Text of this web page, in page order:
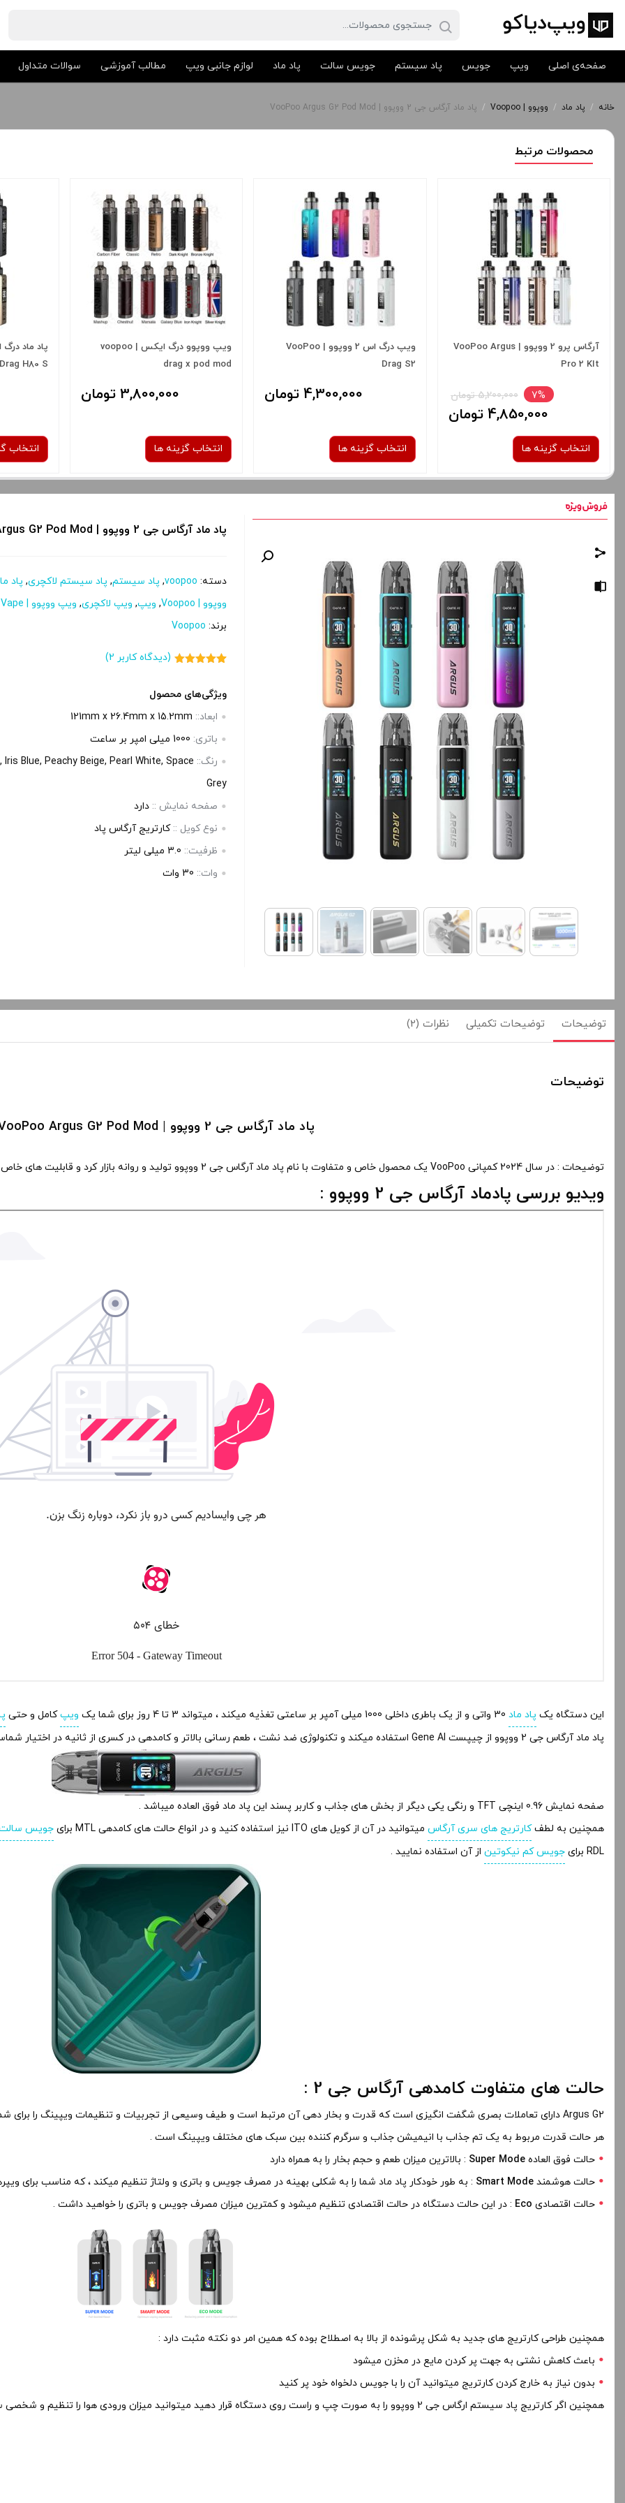
صفحه‌ی اصلی ویپ جویس پاد سیستم جویس سالت پاد ماد لوازم جانبی ویپ مطالب آموزشی سوالات متداول
خانه / پاد ماد / ووپوو | Voopoo / پاد ماد آرگاس جی 2 ووپوو | VooPoo Argus G2 Pod Mod
محصولات مرتبط
آرگاس پرو 2 ووپوو | VooPoo Argus
Pro 2 KIt
7% 5,200,000 تومان
4,850,000 تومان
انتخاب گزینه ها
برای فعال شدن سبد خرید و نمایش
قیمت ، گزینه های محصول را از کادر
تمامی قیمت ها بروز هستند.
-
افزودن به سبد خرید
کپ
ویپ درگ اس 2 ووپوو | VooPoo
Drag S2
4,300,000 تومان
انتخاب گزینه ها
برای فعال شدن سبد خرید و نمایش
قیمت ، گزینه های محصول را از کادر
بالا انتخاب کنید.
ساعت پیش
تمامی قیمت ها بروز هستند.
افزودن به سبد خرید
ویپ ووپوو درگ ایکس | voopoo
drag x pod mod
3,800,000 تومان
انتخاب گزینه ها
Marsala
برای فعال شدن سبد خرید و نمایش
قیمت ، گزینه های محصول را از کادر
بالا انتخاب کنید.
ساعت پیش
تمامی قیمت ها بروز هستند.
- +
H80 S
انتخاب
برای
قیمت ،
+
پاد ماد آرگاس جی 2 ووپوو | VooPoo Argus G2 Pod Mod
دسته: voopoo
, پاد سیستم, پاد سیستم لاکچری, پاد
ووپوو | Voopoo
, ویپ, ویپ لاکچری, ویپ ووپوو | VooPoo Vape
برند: Voopoo
مشتری
(دیدگاه کاربر 2
)
ویژگی‌های محصول
ابعاد:: 121mm x 26.4mm x 15.2mm
باتری: 1000 میلی امپر بر ساعت
رنگ:: Blue, Peachy Beige, Pearl White, Space
Grey
صفحه‌ نمایش ::دارد
نوع کویل ::کارتریج آرگاس پاد
ظرفیت:: 3.0 میلی لیتر
وات:: 30 وات
توضیحات توضیحات تکمیلی نظرات (2)
توضیحات
پاد ماد آرگاس جی 2 ووپوو | VooPoo Argus G2 Pod Mod
توضیحات : در سال 2024 کمپانی VooPoo یک محصول خاص و متفاوت با نام پاد ماد آرگاس جی 2 ووپوو تولید و روانه بازار کرد و قابلیت های خاص و جذابی دارد .
ویدیو بررسی پادماد آرگاس جی 2 ووپوو :
این دستگاه یک پاد ماد ویپکامل و حتی
پاد ماد آرگاس جی 2 ووپوو از چیپست Gene Al استفاده میکند و تکنولوژی ضد نشت ، طعم رسانی بالاتر و کامدهی در کسری از ثانیه در اختیار شماست .
صفحه نمایش 0.96 اینچی TFT و رنگی یکی دیگر از بخش های جذاب و کاربر پسند این پاد ماد فوق العاده میباشد .
همچنین به لطفکارتریج های سری آرگاس میتوانید در آن از کویل های ITO نیز استفاده کنید و در انواع حالت های کامدهی MTL برای
جویس سالت
RDL برای
جویس کم نیکوتین از آن استفاده نمایید .
حالت های متفاوت کامدهی آرگاس جی 2 :
Argus G2 دارای تعاملات بصری شگفت انگیزی است که قدرت و بخار دهی آن مرتبط است و طیف وسیعی از تجربیات و تنظیمات ویپینگ را برای شما فراهم می کند .
هر حالت قدرت مربوط به یک تم جذاب با انیمیشن جذاب و سرگرم کننده بین سبک های مختلف ویپینگ است .
حالت فوق العاده Super Mode : بالاترین میزان طعم و حجم بخار را به همراه دارد
حالت هوشمند Smart Mode : به طور خودکار پاد ماد شما را به شکلی بهینه در مصرف جویس و باتری و ولتاژ تنظیم میکند ، که مناسب برای
حالت اقتصادی Eco : در این حالت دستگاه در حالت اقتصادی تنظیم میشود و کمترین میزان مصرف جویس و باتری را خواهید داشت .
همچنین طراحی کارتریج های جدید به شکل پرشونده از بالا به اصطلاح بوده که همین امر دو نکته مثبت دارد :
باعث کاهش نشتی به جهت پر کردن مایع در مخزن میشود
بدون نیاز به خارج کردن کارتریج میتوانید آن را با جویس دلخواه خود پر کنید
همچنین اگر کارتریج پاد سیستم ارگاس جی 2 ووپوو را به صورت چپ و راست روی دستگاه قرار دهید میتوانید میزان ورودی هوا را تنظیم و شخصی سازی کنید .